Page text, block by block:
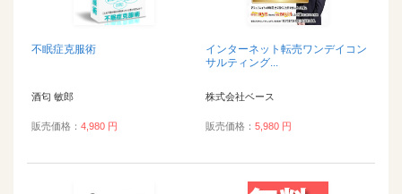
不眠症克服術
酒匂 敏郎
販売価格： 4,980 円
インターネット転売ワンデイコン
サルティング...
株式会社ベース
販売価格： 5,980 円